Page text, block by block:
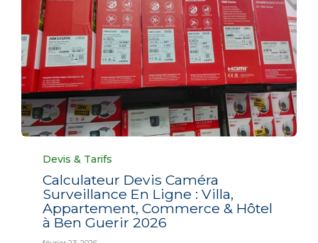
Category
Devis & Tarifs
Calculateur Devis Caméra
Surveillance En Ligne : Villa,
Appartement, Commerce & Hôtel
à Ben Guerir 2026